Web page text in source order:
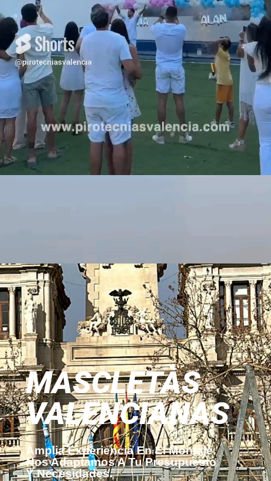
MASCLETÀS
VALENCIANAS
Amplia Experiencia En El Montaje.
Nos Adaptamos A Tu Presupuesto
Y Necesidades.